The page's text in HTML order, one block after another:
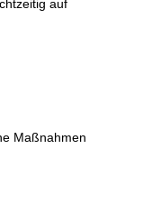
auf
Maßnahmen